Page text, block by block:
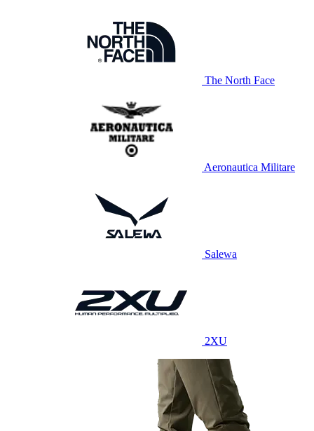
The North Face
Aeronautica Militare
Salewa
2XU